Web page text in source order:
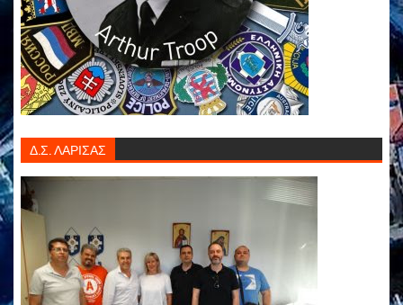
Δ.Σ. ΛΑΡΙΣΑΣ